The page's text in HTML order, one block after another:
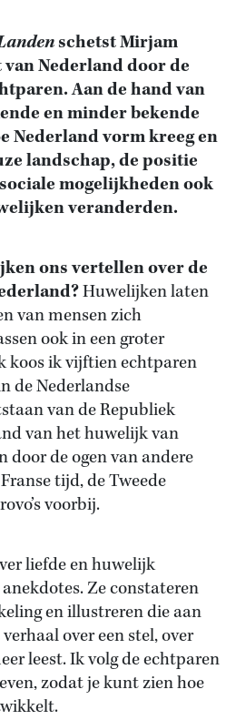
schetst Mirjam
Nederland door de
Aan de hand van
en minder bekende
Nederland vorm kreeg en
landschap, de positie
mogelijkheden ook
veranderden.
ons vertellen over de
Huwelijken laten
van mensen zich
ook in een groter
koos ik vijftien echtparen
de Nederlandse
van de Republiek
van het huwelijk van
door de ogen van andere
tijd, de Tweede
voorbij.
liefde en huwelijk
Ze constateren
en illustreren die aan
over een stel, over
leest. Ik volg de echtparen
zodat je kunt zien hoe